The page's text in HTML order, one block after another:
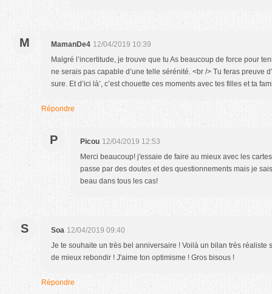
M MamanDe4 12/04/2019 10:39
Malgré l’incertitude, je trouve que tu As beaucoup de force pour
ne serais pas capable d’une telle sérénité. <br /> Tu feras preuve
sure. Et d’ici là’, c’est chouette ces moments avec tes filles et ta
Répondre
P Picou 12/04/2019 12:53
Merci beaucoup! j'essaie de faire au mieux avec les
passe par des doutes et des questionnements mais je
beau dans tous les cas!
S Soa 12/04/2019 09:40
Je te souhaite un très bel anniversaire ! Voilà un bilan très réaliste
de mieux rebondir ! J'aime ton optimisme ! Gros bisous !
Répondre